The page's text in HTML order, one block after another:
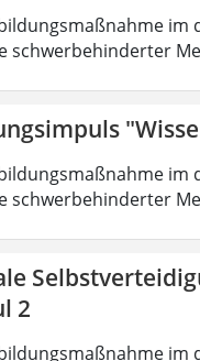
im
schwerbehinderter
im
schwerbehinderter
2
im